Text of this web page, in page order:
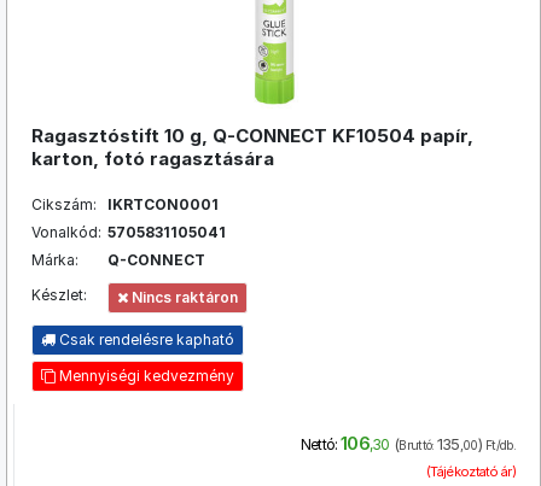
Ragasztóstift 10 g, Q-CONNECT KF10504 papír,
karton, fotó ragasztására
Cikszám:
IKRTCON0001
Vonalkód: 5705831105041
Márka:
Q-CONNECT
Készlet:
Nincs raktáron
Csak rendelésre kapható
Mennyiségi kedvezmény
Nettó: 106,30 (Bruttó: 135,00) Ft/db.
(Tájékoztató ár)